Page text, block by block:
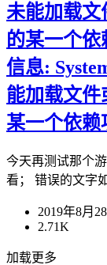
未能加载文
的某一个依
信息:
能加载文件
某一个依赖
今天再测试那个
看； 错误的文字
2019年8月
2.71K
加载更多